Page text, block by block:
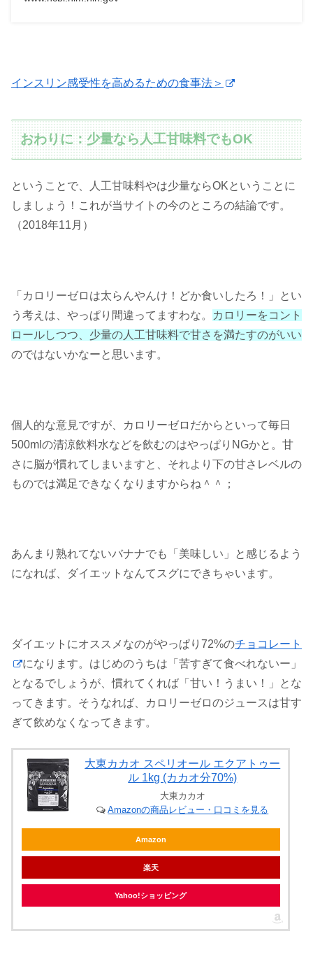
インスリン感受性を高めるための食事法＞
おわりに：少量なら人工甘味料でもOK
ということで、人工甘味料やは少量ならOKということに
しましょう！これが当サイトの今のところの結論です。
（2018年11月）
「カロリーゼロは太らんやんけ！どか食いしたろ！」とい
う考えは、やっぱり間違ってますわな。
カロリーをコント
ロールしつつ、少量の人工甘味料で甘さを満たすのがいい
のではないかなーと思います。
個人的な意見ですが、カロリーゼロだからといって毎日
500mlの清涼飲料水などを飲むのはやっぱりNGかと。甘
さに脳が慣れてしまいますと、それより下の甘さレベルの
ものでは満足できなくなりますからね＾＾；
あんまり熟れてないバナナでも「美味しい」と感じるよう
になれば、ダイエットなんてスグにできちゃいます。
ダイエットにオススメなのがやっぱり72%のチョコレート
になります。はじめのうちは「苦すぎて食べれないー」
となるでしょうが、慣れてくれば「甘い！うまい！」とな
ってきます。そうなれば、カロリーゼロのジュースは甘す
ぎて飲めなくなってきます。
大東カカオ スペリオール エクアトゥー
ル 1kg (カカオ分70%)
大東カカオ
Amazonの商品レビュー・口コミを見る
Amazon
楽天
Yahoo!ショッピング